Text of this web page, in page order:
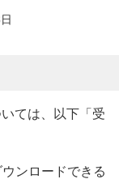
ては、以下「受
ンロードできる